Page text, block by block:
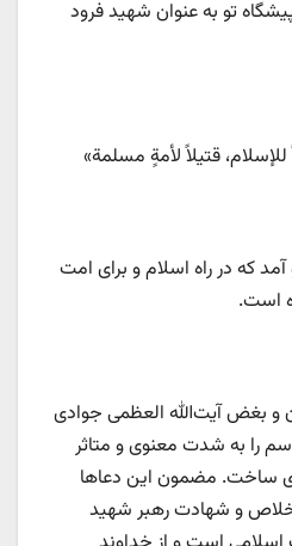
پیشگاه تو به عنوان شهید فرود
قتیلاً لأمةٍ مسلمة»
آمد که در راه اسلام و برای امت
است.
و بغض آیت‌الله العظمی جوادی
را به شدت معنوی و متاثر
ساخت. مضمون این دعاها
و شهادت رهبر شهید